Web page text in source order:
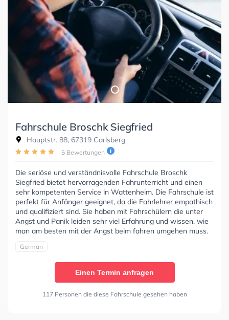
Fahrschule Broschk Siegfried
Hauptstr. 88, 67319 Carlsberg
5 Bewertungen
Die seriöse und verständnisvolle Fahrschule Broschk
Siegfried bietet hervorragenden Fahrunterricht und einen
sehr kompetenten Service in Wattenheim. Die Fahrschule ist
perfekt für Anfänger geeignet, da die Fahrlehrer empathisch
und qualifiziert sind. Sie haben mit Fahrschülern die unter
Angst und Panik leiden sehr viel Erfahrung und wissen, wie
man am besten mit der Angst beim fahren umgehen muss.
German
Einen Termin anfragen
117 Personen die diese Fahrschule gesehen haben